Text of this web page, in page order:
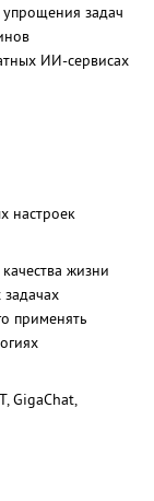
задач
ИИ-сервисах
настроек
жизни
применять
GigaChat,